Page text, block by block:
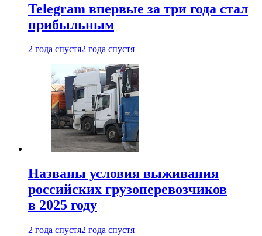
Telegram впервые за три года стал
прибыльным
2 года спустя2 года спустя
Названы условия выживания
российских грузоперевозчиков
в 2025 году
2 года спустя2 года спустя